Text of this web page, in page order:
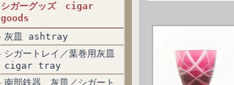
シガーグッズ cigar
goods
灰皿 ashtray
シガートレイ／葉巻用灰皿
cigar tray
南部鉄器 灰皿／シガート